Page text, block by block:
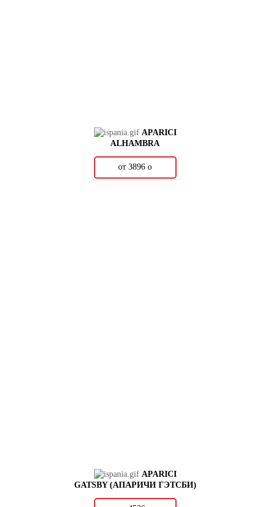
APARICI
ALHAMBRA
от 3896 о
APARICI
GATSBY (АПАРИЧИ ГЭТСБИ)